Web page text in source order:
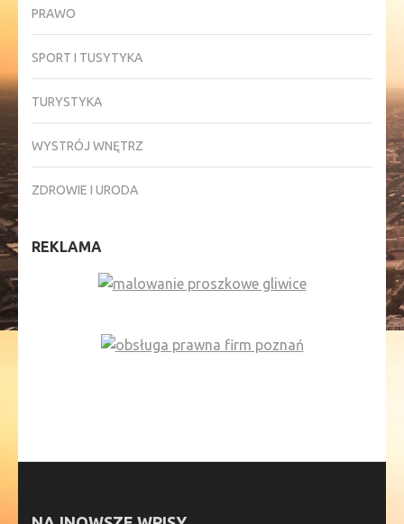
PRAWO
SPORT I TUSYTYKA
TURYSTYKA
WYSTRÓJ WNĘTRZ
ZDROWIE I URODA
REKLAMA